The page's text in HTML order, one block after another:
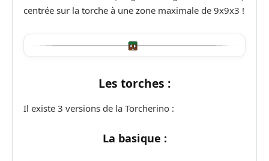
centrée sur la torche à une zone maximale de 9x9x3 !
Les torches :
Il existe 3 versions de la Torcherino :
La basique :